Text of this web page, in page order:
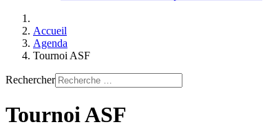
Accueil
Agenda
Tournoi ASF
Rechercher
Tournoi ASF